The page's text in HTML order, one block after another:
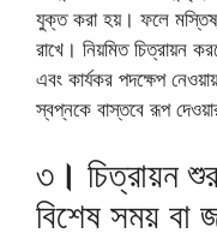
যুক্ত করা হয়। ফলে
রাখে। নিয়মিত চিত্রায়ন
এবং কার্যকর পদক্ষেপ
স্বপ্নকে বাস্তবে রূপ
৩ । চিত্রায়ন
বিশেষ সময় বা